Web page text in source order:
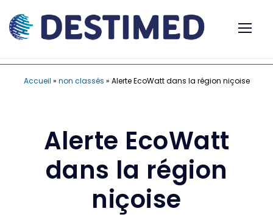
Accueil » non classés » Alerte EcoWatt dans la région niçoise
Alerte EcoWatt
dans la région
niçoise